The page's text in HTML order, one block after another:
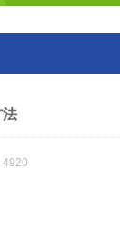
法